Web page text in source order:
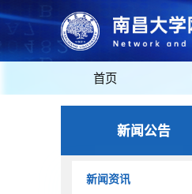
首页
新闻公告
新闻资讯